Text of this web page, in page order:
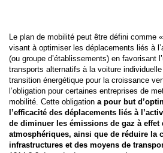
Le plan de mobilité peut être défini comme
visant à optimiser les déplacements liés à
(ou groupe d’établissements) en favorisant
transports alternatifs à la voiture
transition énergétique pour la croissance
l’obligation pour certaines entreprises de
mobilité. Cette obligation a pour but
l’efficacité des déplacements liés à
de diminuer les émissions de gaz à effet
atmosphériques, ainsi que de réduire la
infrastructures et des moyens de